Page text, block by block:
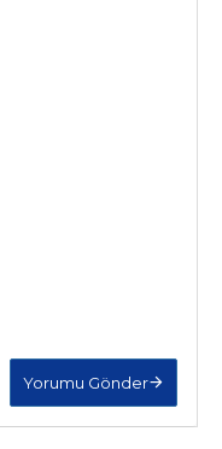
Yorumu Gönder